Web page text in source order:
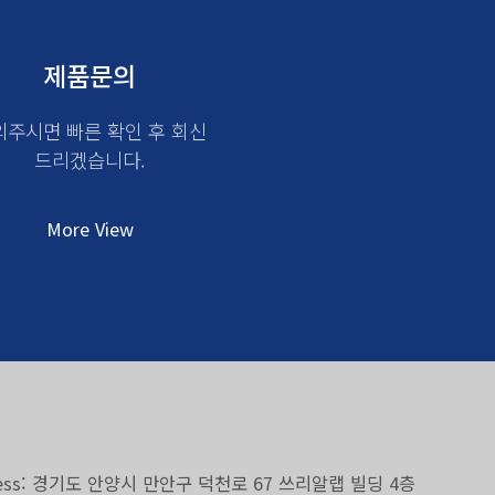
제품문의
주시면 빠른 확인 후 회신
드리겠습니다.
More View
도 안양시 만안구 덕천로 67 쓰리알랩 빌딩 4층